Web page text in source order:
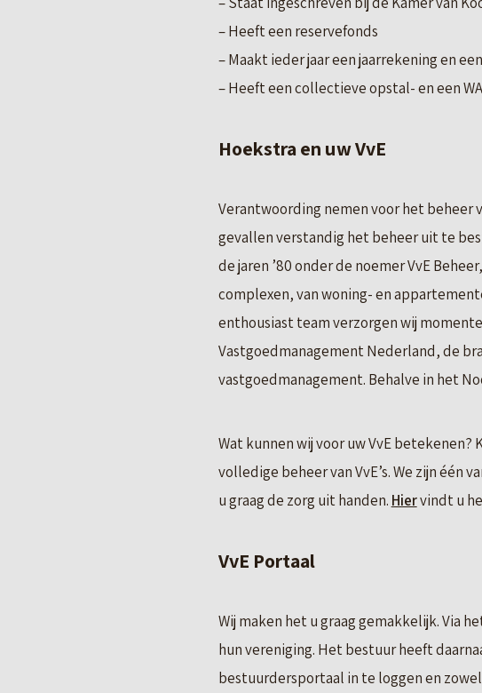
– Heeft een reservefonds
– Maakt ieder jaar een jaarrekening en
– Heeft een collectieve opstal- en een
Hoekstra en uw VvE
Verantwoording nemen voor het beheer
gevallen verstandig het beheer uit te
de jaren ’80 onder de noemer VvE
complexen, van woning- en
enthousiast team verzorgen wij
Vastgoedmanagement Nederland, de
vastgoedmanagement. Behalve in het
Wat kunnen wij voor uw VvE betekenen?
volledige beheer van VvE’s. We zijn één
u graag de zorg uit handen. Hiervindt u
VvE Portaal
Wij maken het u graag gemakkelijk. Via
hun vereniging. Het bestuur heeft
bestuurdersportaal in te loggen en